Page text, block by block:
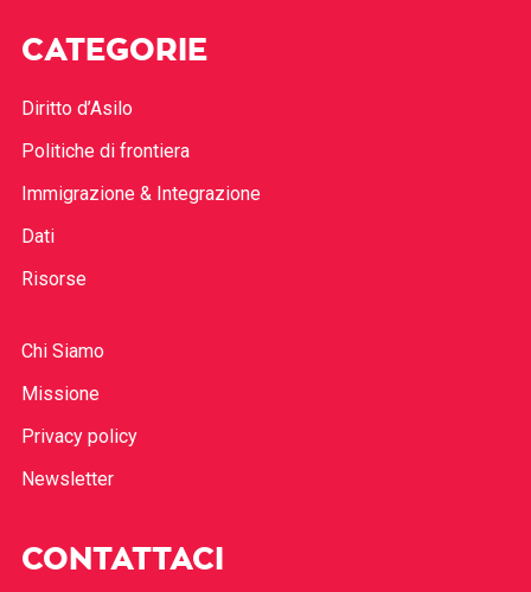
CATEGORIE
Diritto d’Asilo
Politiche di frontiera
Immigrazione & Integrazione
Dati
Risorse
Chi Siamo
Missione
Privacy policy
Newsletter
CONTATTACI